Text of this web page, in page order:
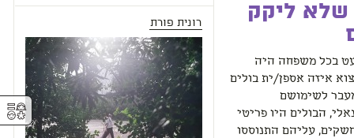
שלא ליקק
בכל משפחה היה
איזה אספן/ית בולים
לשימושם
הבולים היו פריטי
עליהם התנוססו
רונית פורת
⚥︎